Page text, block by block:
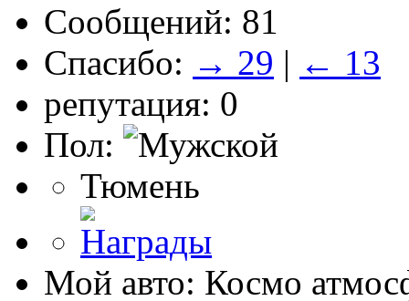
Сообщений: 81
Спасибо: → 29 | ← 13
репутация: 0
Пол:
Тюмень
Мой авто: Космо